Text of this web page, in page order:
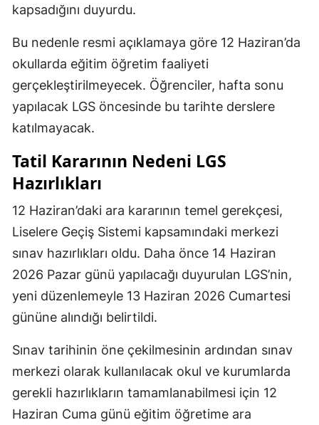
kapsadığını duyurdu.
Bu nedenle resmi açıklamaya göre 12 Haziran’da
okullarda eğitim öğretim faaliyeti
gerçekleştirilmeyecek. Öğrenciler, hafta sonu
yapılacak LGS öncesinde bu tarihte derslere
katılmayacak.
Tatil Kararının Nedeni LGS
Hazırlıkları
12 Haziran’daki ara kararının temel gerekçesi,
Liselere Geçiş Sistemi kapsamındaki merkezi
sınav hazırlıkları oldu. Daha önce 14 Haziran
2026 Pazar günü yapılacağı duyurulan LGS’nin,
yeni düzenlemeyle 13 Haziran 2026 Cumartesi
gününe alındığı belirtildi.
Sınav tarihinin öne çekilmesinin ardından sınav
merkezi olarak kullanılacak okul ve kurumlarda
gerekli hazırlıkların tamamlanabilmesi için 12
Haziran Cuma günü eğitim öğretime ara